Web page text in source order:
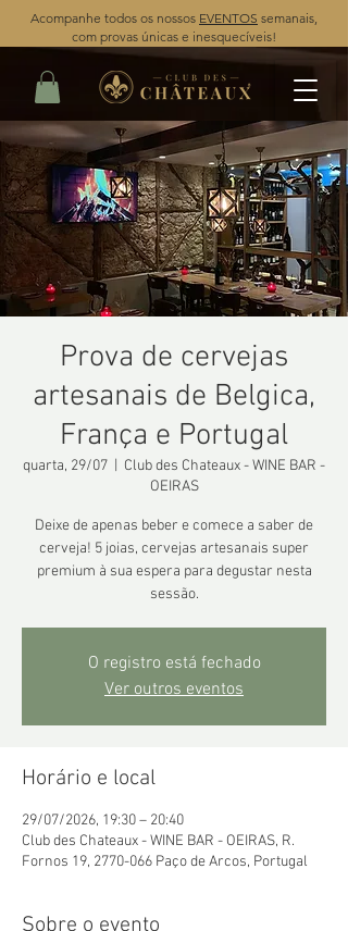
Acompanhe todos os nossos EVENTOS semanais,
com provas únicas e inesquecíveis!
Prova de cervejas
artesanais de Belgica,
França e Portugal
quarta, 29/07
Club des Chateaux - WINE BAR -
OEIRAS
Deixe de apenas beber e comece a saber de
cerveja! 5 joias, cervejas artesanais super
premium à sua espera para degustar nesta
sessão.
O registro está fechado
Ver outros eventos
Horário e local
29/07/2026, 19:30 – 20:40
Club des Chateaux - WINE BAR - OEIRAS, R.
Fornos 19, 2770-066 Paço de Arcos, Portugal
Sobre o evento